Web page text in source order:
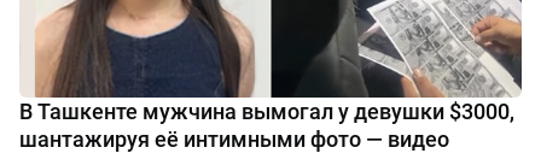
В Ташкенте мужчина вымогал у девушки $3000,
шантажируя её интимными фото — видео